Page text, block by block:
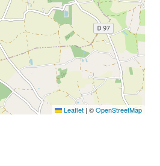
Leaflet | ©OpenStreetMap